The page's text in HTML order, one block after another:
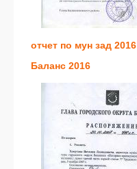
отчет по мун зад 2016
Баланс 2016